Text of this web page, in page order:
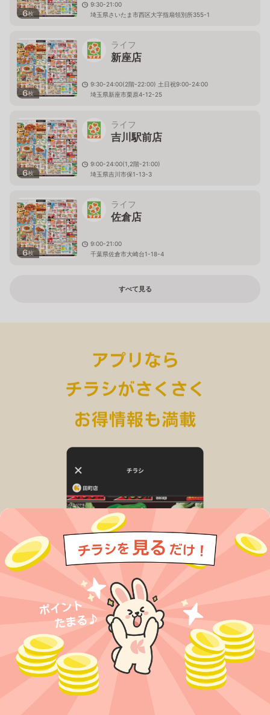
6枚
9:30-21:00
埼玉県さいたま市西区大字指扇領別所355-1
6枚
ライフ
新座店
9:30-24:00(2階-22:00) 土日祝9:00-24:00
埼玉県新座市栗原4-12-25
6枚
ライフ
吉川駅前店
9:00-24:00(1,2階-21:00)
埼玉県吉川市保1-13-3
6枚
ライフ
佐倉店
9:00-21:00
千葉県佐倉市大崎台1-18-4
すべて見る